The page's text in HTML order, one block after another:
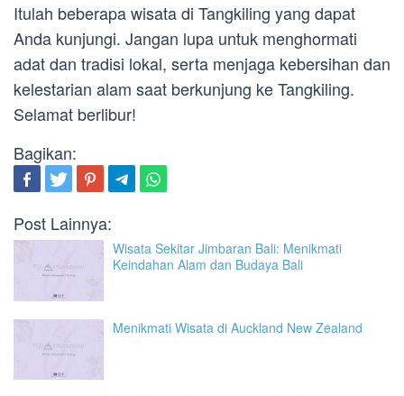
Itulah beberapa wisata di Tangkiling yang dapat
Anda kunjungi. Jangan lupa untuk menghormati
adat dan tradisi lokal, serta menjaga kebersihan dan
kelestarian alam saat berkunjung ke Tangkiling.
Selamat berlibur!
Bagikan:
Post Lainnya:
Wisata Sekitar Jimbaran Bali: Menikmati
Keindahan Alam dan Budaya Bali
Menikmati Wisata di Auckland New Zealand